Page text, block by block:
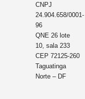
CNPJ
24.904.658/0001-
96
QNE 26 lote
10, sala 233
CEP 72125-260
Taguatinga
Norte – DF